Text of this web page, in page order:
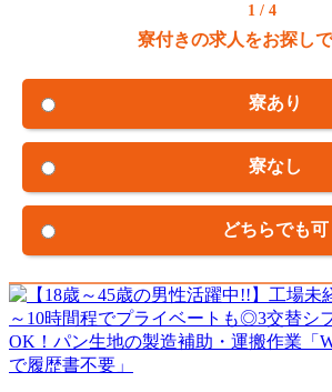
1 / 4
寮付きの求人をお探し
寮あり
寮なし
どちらでも可